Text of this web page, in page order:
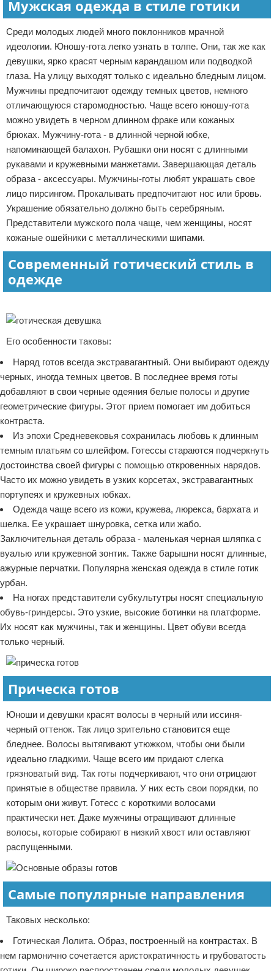
Мужская одежда в стиле готики
Среди молодых людей много поклонников мрачной
идеологии. Юношу-гота легко узнать в толпе. Они, так же как
девушки, ярко красят черным карандашом или подводкой
глаза. На улицу выходят только с идеально бледным лицом.
Мужчины предпочитают одежду темных цветов, немного
отличающуюся старомодностью. Чаще всего юношу-гота
можно увидеть в черном длинном фраке или кожаных
брюках. Мужчину-гота - в длинной черной юбке,
напоминающей балахон. Рубашки они носят с длинными
рукавами и кружевными манжетами. Завершающая деталь
образа - аксессуары. Мужчины-готы любят украшать свое
лицо пирсингом. Прокалывать предпочитают нос или бровь.
Украшение обязательно должно быть серебряным.
Представители мужского пола чаще, чем женщины, носят
кожаные ошейники с металлическими шипами.
Современный готический стиль в
одежде
Его особенности таковы:
Наряд готов всегда экстравагантный. Они выбирают одежду
черных, иногда темных цветов. В последнее время готы
добавляют в свои черные одеяния белые полосы и другие
геометрические фигуры. Этот прием помогает им добиться
контраста.
Из эпохи Средневековья сохранилась любовь к длинным
темным платьям со шлейфом. Готессы стараются подчеркнуть
достоинства своей фигуры с помощью откровенных нарядов.
Часто их можно увидеть в узких корсетах, экстравагантных
портупеях и кружевных юбках.
Одежда чаще всего из кожи, кружева, люрекса, бархата и
шелка. Ее украшает шнуровка, сетка или жабо.
Заключительная деталь образа - маленькая черная шляпка с
вуалью или кружевной зонтик. Также барышни носят длинные,
ажурные перчатки. Популярна женская одежда в стиле готик
урбан.
На ногах представители субкультутры носят специальную
обувь-гриндерсы. Это узкие, высокие ботинки на платформе.
Их носят как мужчины, так и женщины. Цвет обуви всегда
только черный.
Прическа готов
Юноши и девушки красят волосы в черный или иссиня-
черный оттенок. Так лицо зрительно становится еще
бледнее. Волосы вытягивают утюжком, чтобы они были
идеально гладкими. Чаще всего им придают слегка
грязноватый вид. Так готы подчеркивают, что они отрицают
принятые в обществе правила. У них есть свои порядки, по
которым они живут. Готесс с короткими волосами
практически нет. Даже мужчины отращивают длинные
волосы, которые собирают в низкий хвост или оставляют
распущенными.
Самые популярные направления
Таковых несколько:
Готическая Лолита. Образ, построенный на контрастах. В
нем гармонично сочетается аристократичность и грубоватость